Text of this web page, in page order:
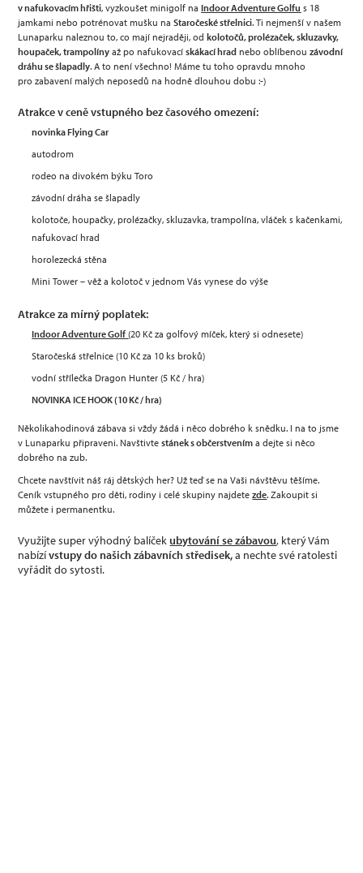
v nafukovacím hřišti, vyzkoušet minigolf naIndoor Adventure Golfu s 18
jamkami nebo potrénovat mušku naStaročeské střelnici. Ti nejmenší v našem
Lunaparku naleznou to, co mají nejraději, odkolotočů, prolézaček, skluzavky,
houpaček, trampolíny až po nafukovacískákací hrad nebo oblíbenouzávodní
dráhu se šlapadly. A to není všechno! Máme tu toho opravdu mnoho
pro zabavení malých neposedů na hodně dlouhou dobu :-)
Atrakce v ceně vstupného bez časového omezení:
novinka Flying Car
autodrom
rodeo na divokém býku Toro
závodní dráha se šlapadly
kolotoče, houpačky, prolézačky, skluzavka, trampolína, vláček s kačenkami,
nafukovací hrad
horolezecká stěna
Mini Tower – věž a kolotoč v jednom Vás vynese do výše
Atrakce za mírný poplatek:
Indoor Adventure Golf (20 Kč za golfový míček, který si odnesete)
Staročeská střelnice (10 Kč za 10 ks broků)
vodní střílečka Dragon Hunter (5 Kč / hra)
NOVINKA ICE HOOK (10 Kč / hra)
Několikahodinová zábava si vždy žádá i něco dobrého k snědku. I na to jsme
v Lunaparku připraveni. Navštivtestánek s občerstvením a dejte si něco
dobrého na zub.
Chcete navštívit náš ráj dětských her? Už teď se na Vaši návštěvu těšíme.
Ceník vstupného pro děti, rodiny i celé skupiny najdetezde. Zakoupit si
můžete i permanentku.
Využijte super výhodný balíček ubytování se zábavou, který Vám
nabízívstupy do našich zábavních středisek,a nechte své ratolesti
vyřádit do sytosti.